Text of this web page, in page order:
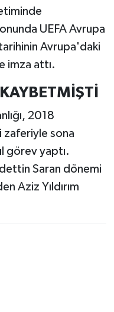
UEFA Avrupa
Avrupa'daki
imza attı.
2018
zaferiyle sona
görev yaptı.
Saran dönemi
Aziz Yıldırım